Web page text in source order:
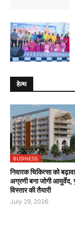
हेल्थ
BUSINESS
निवारक चिकित्सा को
अग्रणी बना जोगी आयुर्वेद,
विस्तार की तैयारी
July 29, 2026